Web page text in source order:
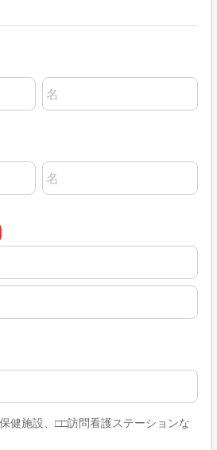
名前の名
名前の名
施設、□□訪問看護ステーションな